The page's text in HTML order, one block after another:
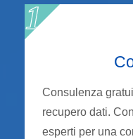
Consulenza
recupero dati.
esperti per una